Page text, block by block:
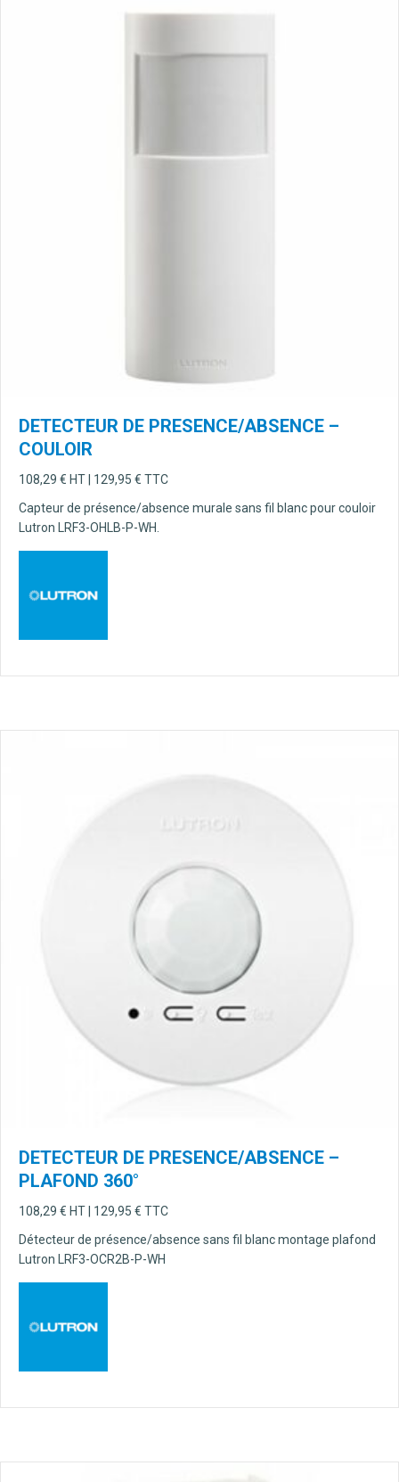
DETECTEUR DE PRESENCE/ABSENCE –
COULOIR
108,29 € HT | 129,95 € TTC
Capteur de présence/absence murale sans fil blanc pour couloir
Lutron LRF3-OHLB-P-WH.
DETECTEUR DE PRESENCE/ABSENCE –
PLAFOND 360°
108,29 € HT | 129,95 € TTC
Détecteur de présence/absence sans fil blanc montage plafond
Lutron LRF3-OCR2B-P-WH